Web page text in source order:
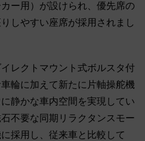
ー用）が設けられ、優先席の
しやすい座席が採用されまし
レクトマウント式ボルスタ付
輪に加えて新たに片軸操舵機
静かな車内空間を実現してい
不要な同期リラクタンスモー
採用し、従来車と比較して